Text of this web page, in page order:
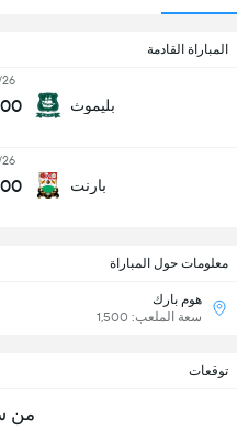
المباراة القادمة
بليموث
بارنت
معلومات حول المباراة
هوم بارك
سعة الملعب: 1,500
توقعات
من